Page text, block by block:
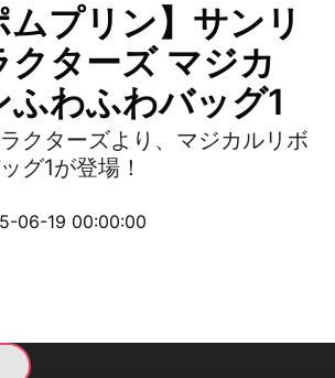
ムプリン】サンリ
クターズ マジカ
わふわバッグ1
クターズより、マジカルリボ
グ1が登場！
06-19 00:00:00